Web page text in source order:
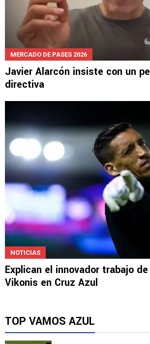
MERCADO DE PASES 2026
Javier Alarcón insiste con un
directiva
NOTICIAS
Explican el innovador trabajo
Vikonis en Cruz Azul
TOP VAMOS AZUL